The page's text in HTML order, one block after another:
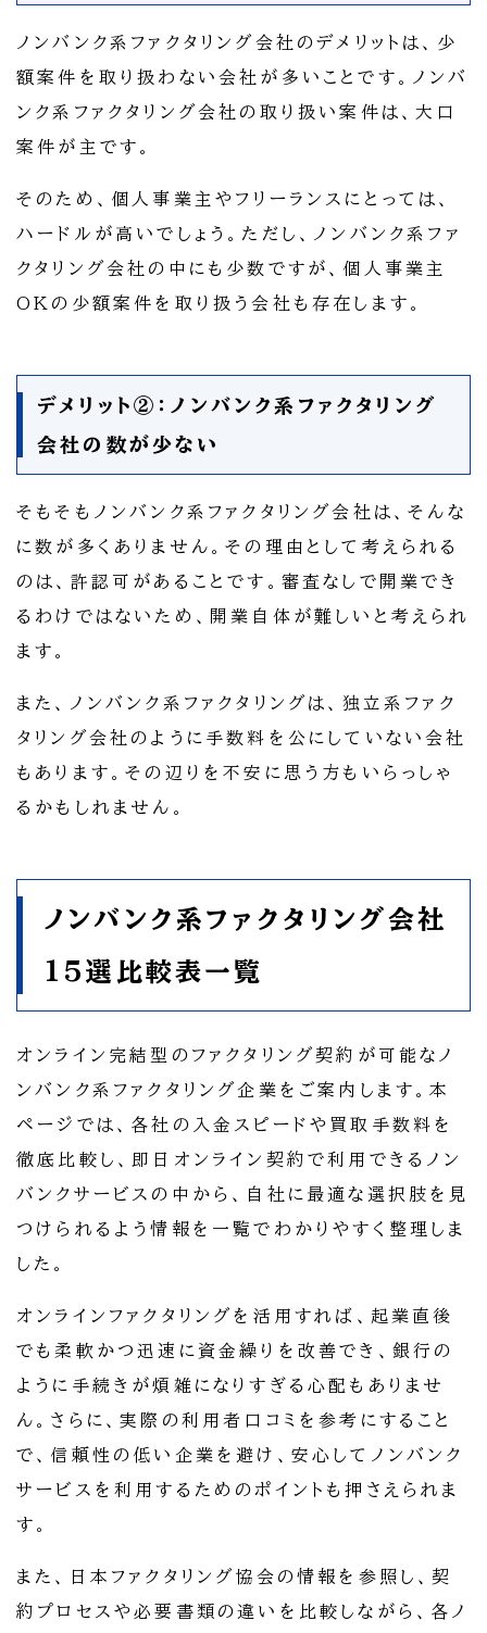
ノンバンク系ファクタリング会社のデメリットは、少
額案件を取り扱わない会社が多いことです。ノンバ
ンク系ファクタリング会社の取り扱い案件は、大口
案件が主です。
そのため、個人事業主やフリーランスにとっては、
ハードルが高いでしょう。ただし、ノンバンク系ファ
クタリング会社の中にも少数ですが、個人事業主
OKの少額案件を取り扱う会社も存在します。
デメリット②：ノンバンク系ファクタリング
会社の数が少ない
そもそもノンバンク系ファクタリング会社は、そんな
に数が多くありません。その理由として考えられる
のは、許認可があることです。審査なしで開業でき
るわけではないため、開業自体が難しいと考えられ
ます。
また、ノンバンク系ファクタリングは、独立系ファク
タリング会社のように手数料を公にしていない会社
もあります。その辺りを不安に思う方もいらっしゃ
るかもしれません。
ノンバンク系ファクタリング会社
15選比較表一覧
オンライン完結型のファクタリング契約が可能なノ
ンバンク系ファクタリング企業をご案内します。本
ページでは、各社の入金スピードや買取手数料を
徹底比較し、即日オンライン契約で利用できるノン
バンクサービスの中から、自社に最適な選択肢を見
つけられるよう情報を一覧でわかりやすく整理しま
した。
オンラインファクタリングを活用すれば、起業直後
でも柔軟かつ迅速に資金繰りを改善でき、銀行の
ように手続きが煩雑になりすぎる心配もありませ
ん。さらに、実際の利用者口コミを参考にすること
で、信頼性の低い企業を避け、安心してノンバンク
サービスを利用するためのポイントも押さえられま
す。
また、日本ファクタリング協会の情報を参照し、契
約プロセスや必要書類の違いを比較しながら、各ノ